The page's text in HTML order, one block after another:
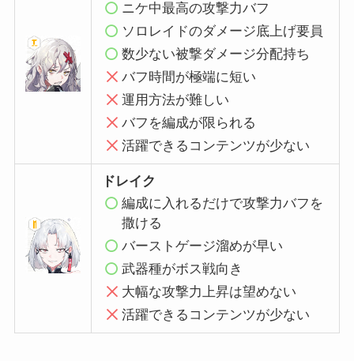
ニケ中最高の攻撃力バフ
ソロレイドのダメージ底上げ要員
数少ない被撃ダメージ分配持ち
バフ時間が極端に短い
運用方法が難しい
バフを編成が限られる
活躍できるコンテンツが少ない
ドレイク
編成に入れるだけで攻撃力バフを
撒ける
バーストゲージ溜めが早い
武器種がボス戦向き
大幅な攻撃力上昇は望めない
活躍できるコンテンツが少ない